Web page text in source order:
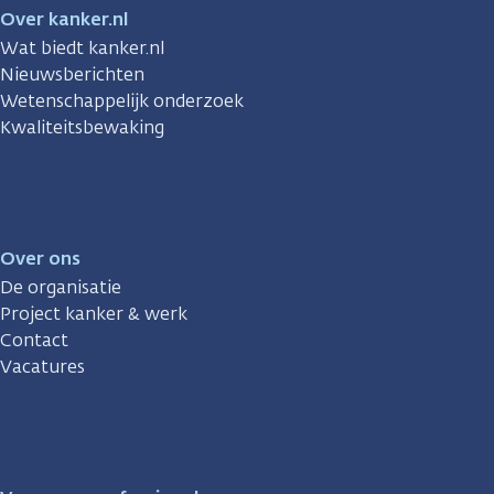
Over kanker.nl
Wat biedt kanker.nl
Nieuwsberichten
Wetenschappelijk onderzoek
Kwaliteitsbewaking
Over ons
De organisatie
Project kanker & werk
Contact
Vacatures